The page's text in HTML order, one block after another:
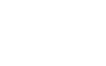
werden
"Account" und
Sie bis zu fünf weitere